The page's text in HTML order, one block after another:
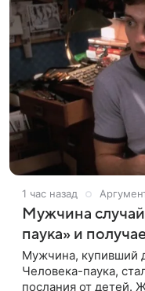
1 час назад
Мужчина
паука» и
Мужчина, купивший
Человека-паука,
послания от детей.